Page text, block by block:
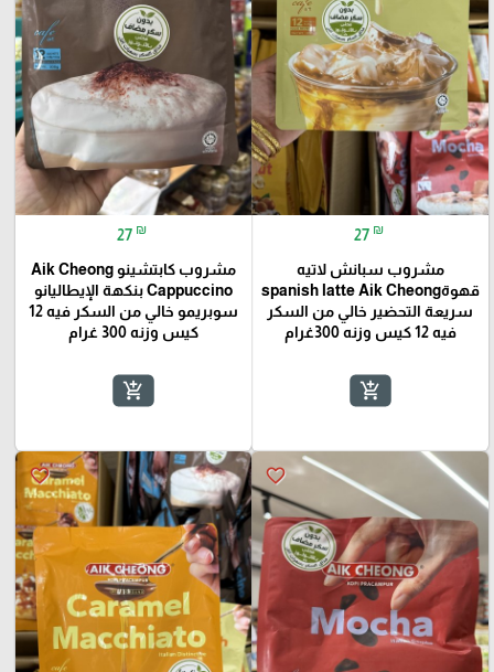
27 ₪
مشروب سبانش لاتيه
قهوةspanish latte Aik Cheong
سريعة التحضير خالي من السكر
فيه 12 كيس وزنه 300غرام
add_shopping_cart
27 ₪
مشروب كابتشينو Aik Cheong
Cappuccino بنكهة الإيطاليانو
سوبريمو خالي من السكر فيه 12
كيس وزنه 300 غرام
add_shopping_cart
favorite_border
favorite_border